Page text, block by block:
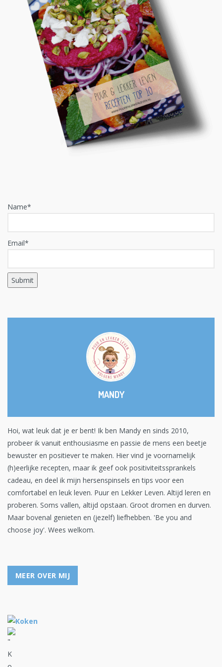
Name*
Email*
MANDY
Hoi, wat leuk dat je er bent! Ik ben Mandy en sinds 2010,
probeer ik vanuit enthousiasme en passie de mens een beetje
bewuster en positiever te maken. Hier vind je voornamelijk
(h)eerlijke recepten, maar ik geef ook positiviteitssprankels
cadeau, en deel ik mijn hersenspinsels en tips voor een
comfortabel en leuk leven. Puur en Lekker Leven. Altijd leren en
proberen. Soms vallen, altijd opstaan. Groot dromen en durven.
Maar bovenal genieten en (jezelf) liefhebben. 'Be you and
choose joy'. Wees welkom.
MEER OVER MIJ